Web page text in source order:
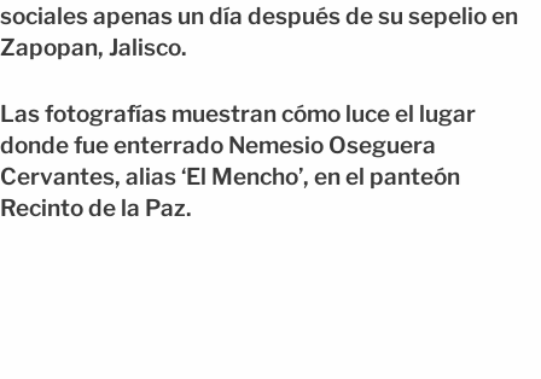
sociales apenas un día después de su sepelio en
Zapopan, Jalisco.
Las fotografías muestran cómo luce el lugar
donde fue enterrado Nemesio Oseguera
Cervantes, alias ‘El Mencho’, en el panteón
Recinto de la Paz.